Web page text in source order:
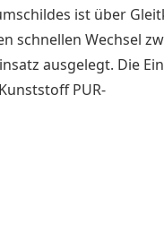
ist über
schnellen Wechsel
ausgelegt. Die
PUR-